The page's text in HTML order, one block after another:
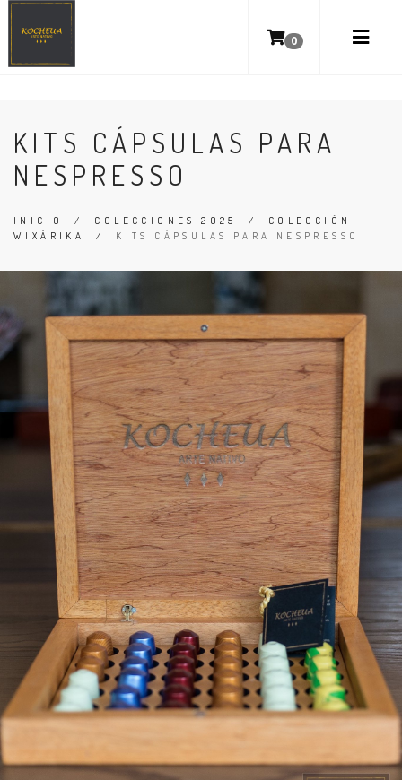
0
KITS CÁPSULAS PARA
NESPRESSO
INICIO / COLECCIONES 2025 / COLECCIÓN
WIXÁRIKA
/ KITS CÁPSULAS PARA NESPRESSO